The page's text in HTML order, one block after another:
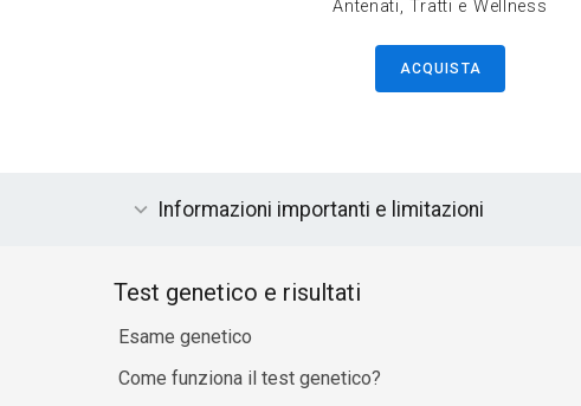
Antenati, Tratti e Wellness
ACQUISTA
Informazioni importanti e limitazioni
Test genetico e risultati
Esame genetico
Come funziona il test genetico?